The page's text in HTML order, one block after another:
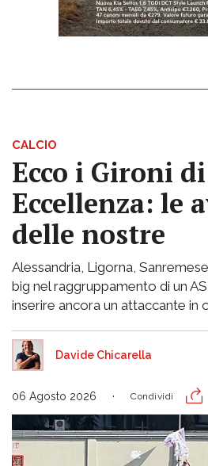
CALCIO
Ecco i Gironi
Eccellenza: le
delle nostre
Alessandria, Ligorna,
big nel raggruppamento di un
inserire ancora un attaccante in
Davide Chicarella
06 Agosto 2026 Condividi